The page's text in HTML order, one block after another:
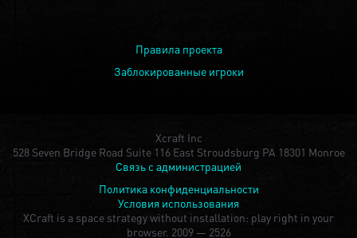
Правила проекта
Заблокированные игроки
Xcraft Inc
528 Seven Bridge Road Suite 116 East Stroudsburg PA 18301 Monroe
Связь с администрацией
Политика конфиденциальности
Условия использования
XCraft is a space strategy without installation: play right in your
browser. 2009 — 2526